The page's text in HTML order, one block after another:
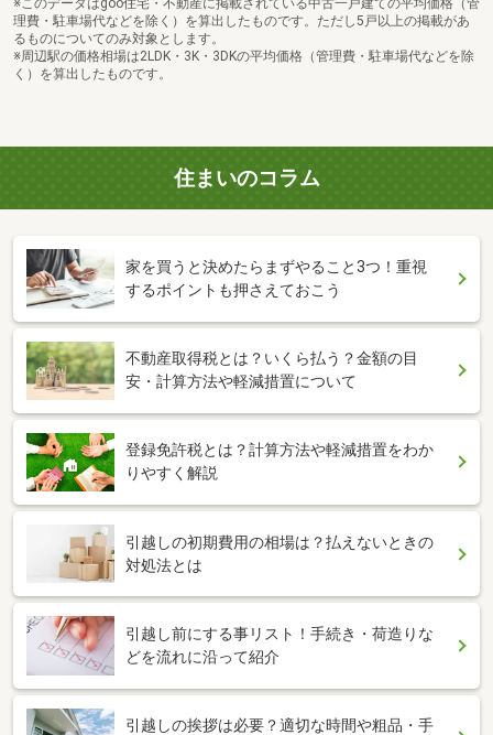
※このデータはgoo住宅・不動産に掲載されている中古一戸建ての平均価格（管
理費・駐車場代などを除く）を算出したものです。ただし5戸以上の掲載があ
るものについてのみ対象とします。
※周辺駅の価格相場は2LDK・3K・3DKの平均価格（管理費・駐車場代などを除
く）を算出したものです。
住まいのコラム
家を買うと決めたらまずやること3つ！重視
するポイントも押さえておこう
不動産取得税とは？いくら払う？金額の目
安・計算方法や軽減措置について
登録免許税とは？計算方法や軽減措置をわか
りやすく解説
引越しの初期費用の相場は？払えないときの
対処法とは
引越し前にする事リスト！手続き・荷造りな
どを流れに沿って紹介
引越しの挨拶は必要？適切な時間や粗品・手